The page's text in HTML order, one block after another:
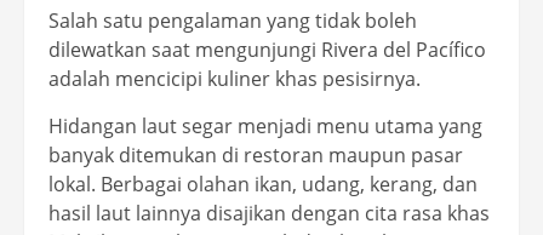
Salah satu pengalaman yang tidak boleh
dilewatkan saat mengunjungi Rivera del Pacífico
adalah mencicipi kuliner khas pesisirnya.
Hidangan laut segar menjadi menu utama yang
banyak ditemukan di restoran maupun pasar
lokal. Berbagai olahan ikan, udang, kerang, dan
hasil laut lainnya disajikan dengan cita rasa khas